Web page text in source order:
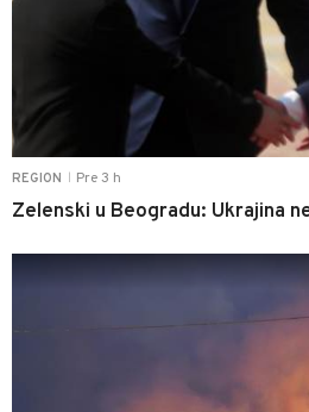
REGION Pre 3 h
Zelenski u Beogradu: Ukrajina